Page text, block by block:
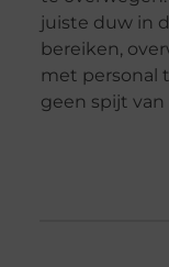
juiste duw in
bereiken,
met personal
geen spijt